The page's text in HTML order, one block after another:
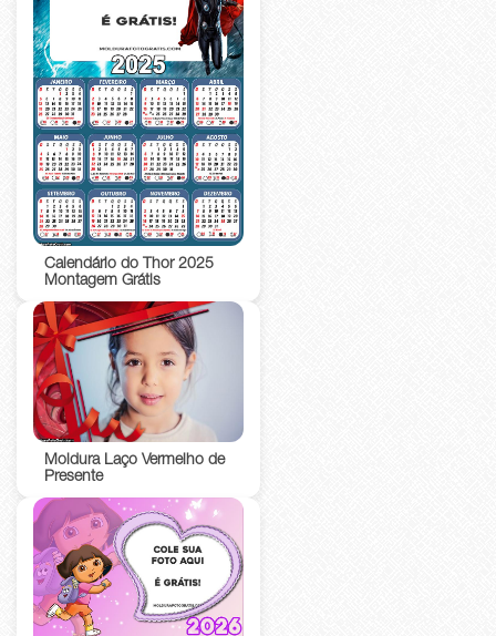
Calendário do Thor 2025
Montagem Grátis
Moldura Laço Vermelho de
Presente